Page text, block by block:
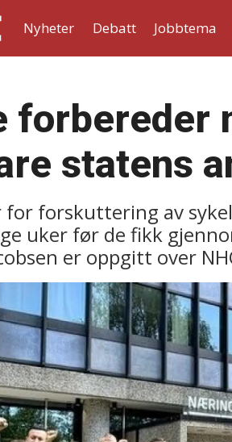
Nyheter Debatt Jobbtema
forbereder
statens
for forskuttering av
uker før de fikk
er oppgitt over